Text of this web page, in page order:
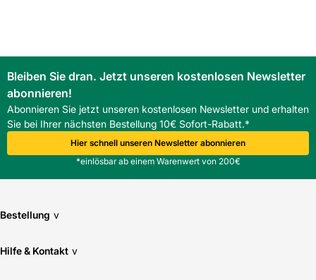
Bleiben Sie dran. Jetzt unseren kostenlosen Newsletter
abonnieren!
Abonnieren Sie jetzt unseren kostenlosen Newsletter und erhalten
Sie bei Ihrer nächsten Bestellung 10€ Sofort-Rabatt.*
Hier schnell unseren Newsletter abonnieren
*einlösbar ab einem Warenwert von 200€
Bestellung v
Hilfe & Kontakt v